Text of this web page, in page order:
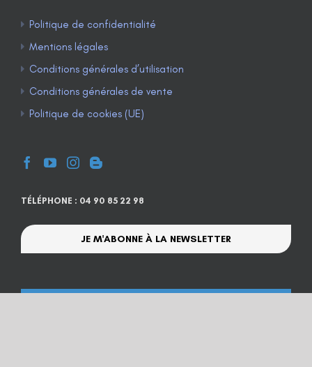
Politique de confidentialité
Mentions légales
Conditions générales d’utilisation
Conditions générales de vente
Politique de cookies (UE)
TÉLÉPHONE : 04 90 85 22 98
JE M'ABONNE À LA NEWSLETTER